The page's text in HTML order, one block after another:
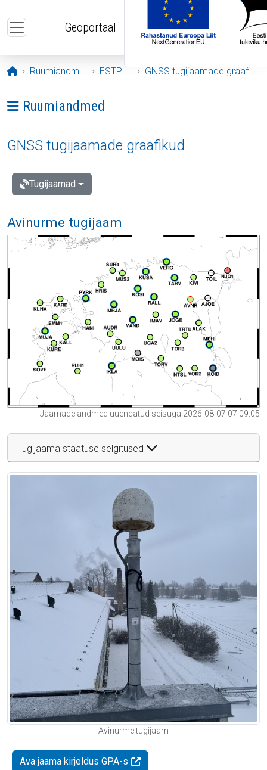
Geoportaal
Avaleht
Ruumiandmed ESTPOS GNSS tugijaamade graafikud
Ava menüü: Ruumiandmed
Ruumiandmed
GNSS tugijaamade graafikud
Tugijaamad
Avinurme tugijaam
Jaamade andmed uuendatud seisuga 2026-08-07 07:09:05
Tugijaama staatuse selgitused
Avinurme tugijaam
Ava jaama kirjeldus GPA-s